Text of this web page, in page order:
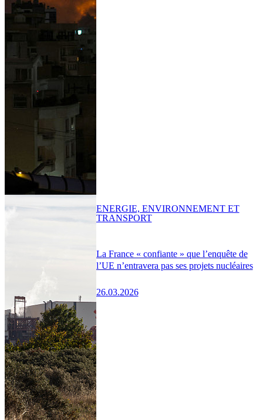
La France « confiante » que l’enquête de
l’UE n’entravera pas ses projets nucléaires
26.03.2026
ENERGIE, ENVIRONNEMENT ET
TRANSPORT